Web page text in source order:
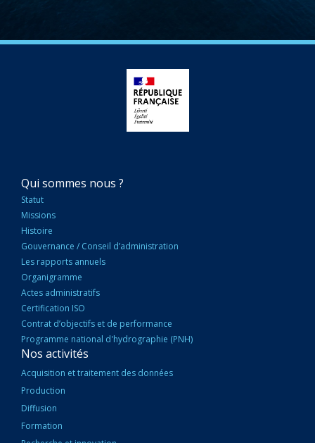
NAVIGATION
PRINCIPALE
Qui sommes nous ?
Statut
Missions
Histoire
Gouvernance / Conseil d’administration
Les rapports annuels
Organigramme
Actes administratifs
Certification ISO
Contrat d’objectifs et de performance
Programme national d'hydrographie (PNH)
Nos activités
Acquisition et traitement des données
Production
Diffusion
Formation